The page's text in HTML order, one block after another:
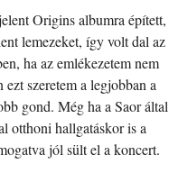
Origins albumra épített,
lemezeket, így volt dal az
ha az emlékezetem nem
szeretem a legjobban a
gond. Még ha a Saor által
otthoni hallgatáskor is a
jól sült el a koncert.